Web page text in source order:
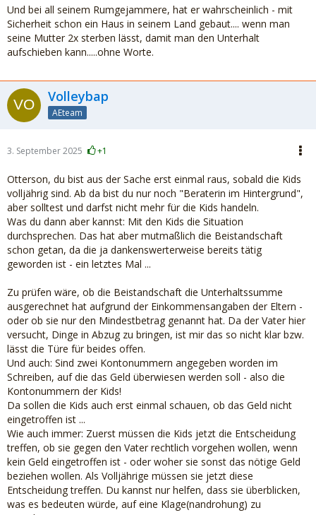
Und bei all seinem Rumgejammere, hat er wahrscheinlich - mit
Sicherheit schon ein Haus in seinem Land gebaut.... wenn man
seine Mutter 2x sterben lässt, damit man den Unterhalt
aufschieben kann.....ohne Worte.
Volleybap
AEteam
3. September 2025 +1
Otterson, du bist aus der Sache erst einmal raus, sobald die Kids
volljährig sind. Ab da bist du nur noch "Beraterin im Hintergrund",
aber solltest und darfst nicht mehr für die Kids handeln.
Was du dann aber kannst: Mit den Kids die Situation
durchsprechen. Das hat aber mutmaßlich die Beistandschaft
schon getan, da die ja dankenswerterweise bereits tätig
geworden ist - ein letztes Mal ...
Zu prüfen wäre, ob die Beistandschaft die Unterhaltssumme
ausgerechnet hat aufgrund der Einkommensangaben der Eltern -
oder ob sie nur den Mindestbetrag genannt hat. Da der Vater hier
versucht, Dinge in Abzug zu bringen, ist mir das so nicht klar bzw.
lässt die Türe für beides offen.
Und auch: Sind zwei Kontonummern angegeben worden im
Schreiben, auf die das Geld überwiesen werden soll - also die
Kontonummern der Kids!
Da sollen die Kids auch erst einmal schauen, ob das Geld nicht
eingetroffen ist ...
Wie auch immer: Zuerst müssen die Kids jetzt die Entscheidung
treffen, ob sie gegen den Vater rechtlich vorgehen wollen, wenn
kein Geld eingetroffen ist - oder woher sie sonst das nötige Geld
beziehen wollen. Als Volljährige müssen sie jetzt diese
Entscheidung treffen. Du kannst nur helfen, dass sie überblicken,
was es bedeuten würde, auf eine Klage(nandrohung) zu